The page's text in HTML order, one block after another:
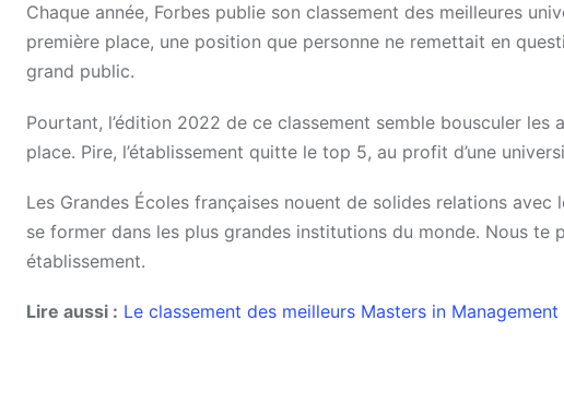
Chaque année, Forbes publie son classement des meilleures
première place, une position que personne ne remettait en
grand public.
Pourtant, l’édition 2022 de ce classement semble bousculer les
place. Pire, l’établissement quitte le top 5, au profit d’une
Les Grandes Écoles françaises nouent de solides relations
se former dans les plus grandes institutions du monde. Nous
établissement.
Lire aussi : Le classement des meilleurs Masters in